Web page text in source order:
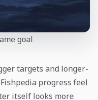
goal
targets and longer-
progress feel
itself looks more